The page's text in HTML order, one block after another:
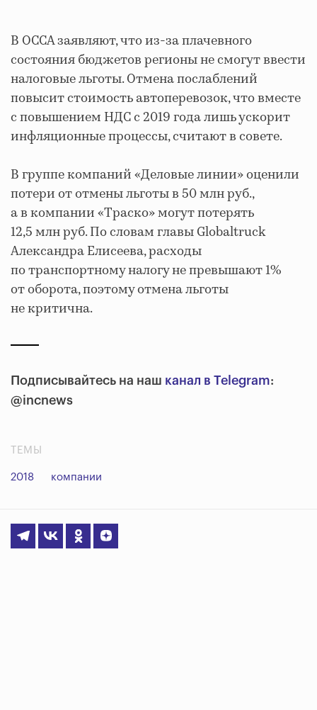
В ОССА заявляют, что из-за плачевного
состояния бюджетов регионы не смогут ввести
налоговые льготы. Отмена послаблений
повысит стоимость автоперевозок, что вместе
с повышением НДС с 2019 года лишь ускорит
инфляционные процессы, считают в совете.
В группе компаний «Деловые линии» оценили
потери от отмены льготы в 50 млн руб.,
а в компании «Траско» могут потерять
12,5 млн руб. По словам главы Globaltruck
Александра Елисеева, расходы
по транспортному налогу не превышают 1%
от оборота, поэтому отмена льготы
не критична.
Подписывайтесь на наш канал в Telegram:
@incnews
ТЕМЫ
2018 компании